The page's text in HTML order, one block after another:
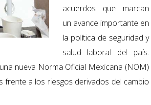
acuerdos que marcan
un avance importante en
la política de seguridad y
salud laboral del país.
nueva Norma Oficial Mexicana (NOM)
a los riesgos derivados del cambio